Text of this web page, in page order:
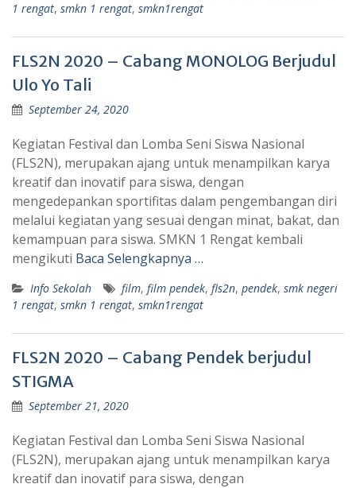
1 rengat, smkn 1 rengat, smkn1rengat
FLS2N 2020 – Cabang MONOLOG Berjudul
Ulo Yo Tali
September 24, 2020
Kegiatan Festival dan Lomba Seni Siswa Nasional
(FLS2N), merupakan ajang untuk menampilkan karya
kreatif dan inovatif para siswa, dengan
mengedepankan sportifitas dalam pengembangan diri
melalui kegiatan yang sesuai dengan minat, bakat, dan
kemampuan para siswa. SMKN 1 Rengat kembali
mengikuti Baca Selengkapnya …
Info Sekolah film, film pendek, fls2n, pendek, smk negeri
1 rengat, smkn 1 rengat, smkn1rengat
FLS2N 2020 – Cabang Pendek berjudul
STIGMA
September 21, 2020
Kegiatan Festival dan Lomba Seni Siswa Nasional
(FLS2N), merupakan ajang untuk menampilkan karya
kreatif dan inovatif para siswa, dengan